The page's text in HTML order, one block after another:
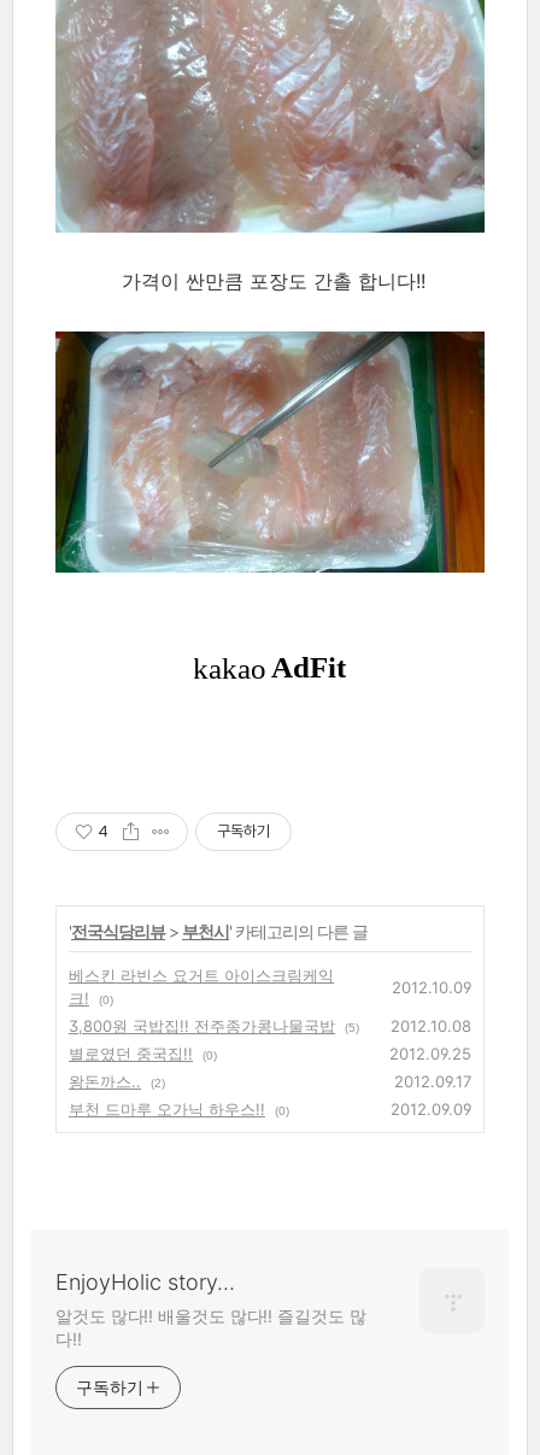
가격이 싼만큼 포장도 간촐 합니다!!
4 구독하기
'전국식당리뷰> 부천시' 카테고리의 다른 글
베스킨 라빈스 요거트 아이스크림케익
크!
(0)
2012.10.09
3,800원 국밥집!! 전주종가콩나물국밥
(5)
2012.10.08
별로였던 중국집!!
(0)
2012.09.25
왕돈까스..
(2)
2012.09.17
부천 드마루 오가닉 하우스!!
(0) 2012.09.09
EnjoyHolic story...
알것도 많다!! 배울것도 많다!! 즐길것도 많
다!!
구독하기